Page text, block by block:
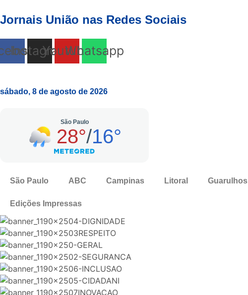
Jornais União nas Redes Sociais
Instagram
Youtube
Whatsapp
sábado, 8 de agosto de 2026
São Paulo ABC Campinas Litoral Guarulhos
Edições Impressas